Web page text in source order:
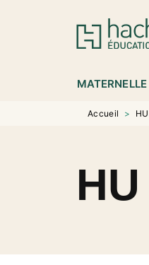
MENU
MATERNELLE
Accueil >